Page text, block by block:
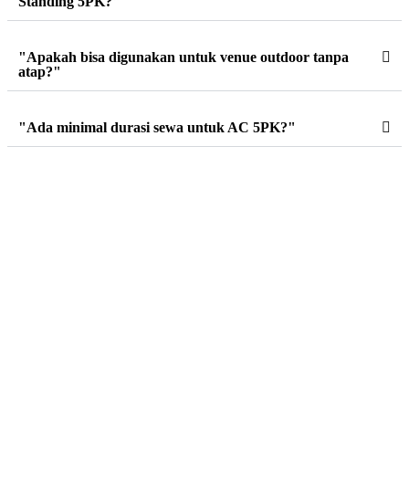
"Apakah bisa digunakan untuk venue outdoor tanpa
atap?"
"Ada minimal durasi sewa untuk AC 5PK?"